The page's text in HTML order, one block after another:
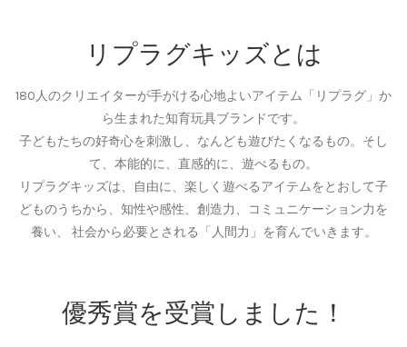
リプラグキッズとは
180人のクリエイターが手がける心地よいアイテム「リプラグ」か
ら生まれた知育玩具ブランドです。
子どもたちの好奇心を刺激し、なんども遊びたくなるもの。そし
て、本能的に、直感的に、遊べるもの。
リプラグキッズは、自由に、楽しく遊べるアイテムをとおして子
どものうちから、知性や感性、創造力、コミュニケーション力を
養い、 社会から必要とされる「人間力」を育んでいきます。
優秀賞を受賞しました！